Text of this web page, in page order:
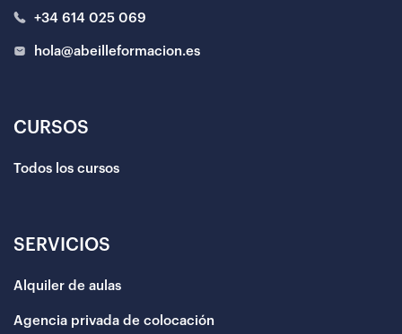
+34 614 025 069
hola@abeilleformacion.es
CURSOS
Todos los cursos
SERVICIOS
Alquiler de aulas
Agencia privada de colocación